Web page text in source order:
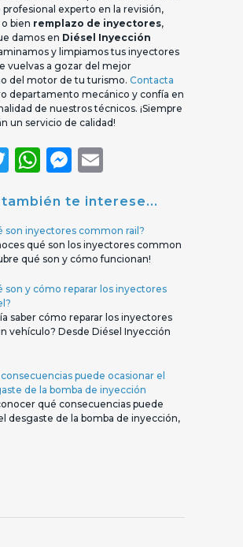
profesional experto en la revisión,
bien remplazo de inyectores,
damos en Diésel Inyección
y limpiamos tus inyectores
vuelvas a gozar del mejor
del motor de tu turismo. Contacta
departamento mecánico y confía en
de nuestros técnicos. ¡Siempre
un servicio de calidad!
Twitter
WhatsApp
Messenger
también te interese...
son inyectores common rail?
qué son los inyectores common
qué son y cómo funcionan!
son y cómo reparar los inyectores
saber cómo reparar los inyectores
vehículo? Desde Diésel Inyección
puede ocasionar el
de la bomba de inyección
qué consecuencias puede
desgaste de la bomba de inyección,